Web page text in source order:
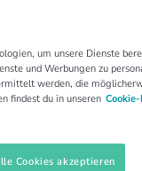
um unsere Dienste
und Werbungen zu
werden, die
findest du in unseren
Cookies akzeptieren